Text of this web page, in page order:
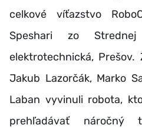
celkové víťazstvo
Speshari zo
elektrotechnická, Prešov.
Jakub Lazorčák, Marko
Laban vyvinuli robota,
prehľadávať náročný